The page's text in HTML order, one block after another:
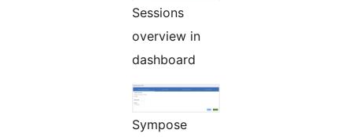
Sessions
overview in
dashboard
Sympose